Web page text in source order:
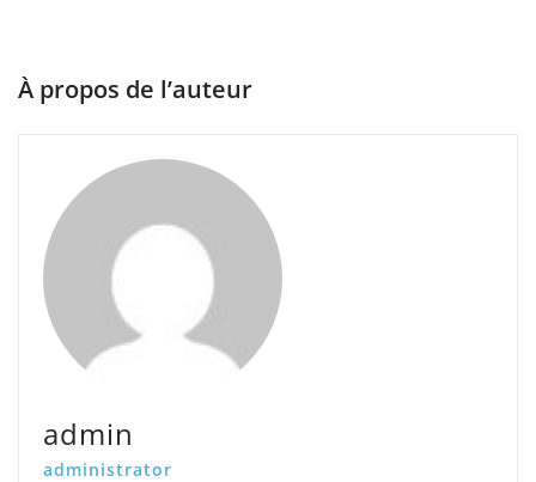
À propos de l’auteur
admin
administrator